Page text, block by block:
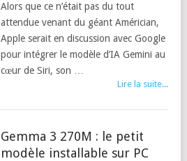
Alors que ce n’était pas du tout
attendue venant du géant Américian,
Apple serait en discussion avec Google
pour intégrer le modèle d’IA Gemini au
cœur de Siri, son …
Lire la suite...
Gemma 3 270M : le petit
modèle installable sur PC